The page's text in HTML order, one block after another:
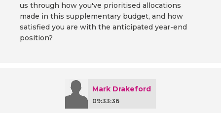
us through how you've prioritised allocations
made in this supplementary budget, and how
satisfied you are with the anticipated year-end
position?
Mark Drakeford
09:33:36